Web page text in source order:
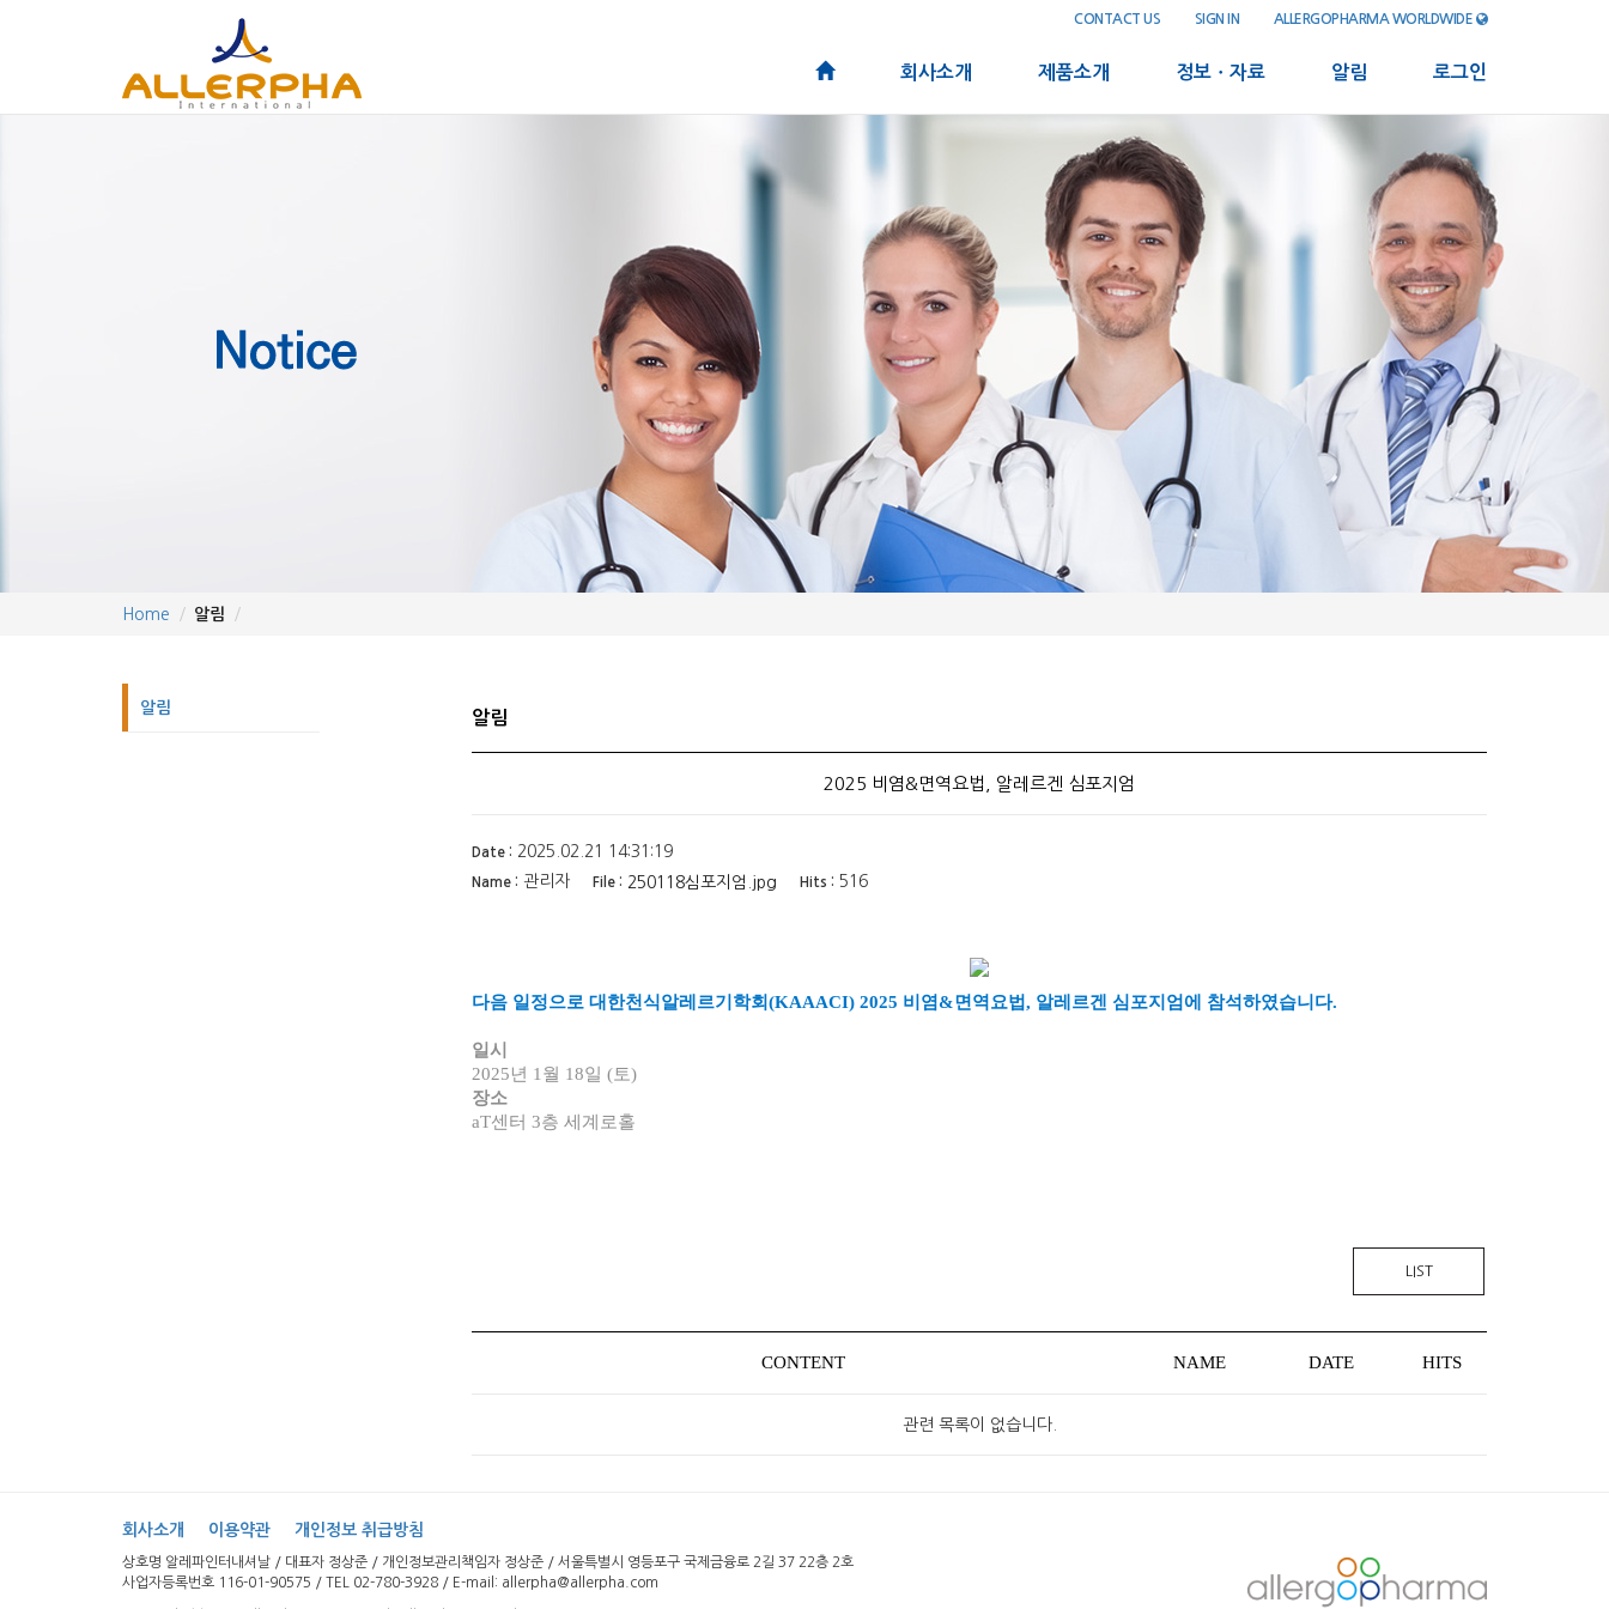
CONTACT US SIGN IN ALLERGOPHARMA WORLDWIDE
회사소개 제품소개 정보ㆍ자료 알림 로그인
Home 알림
알림
알림
2025 비염&면역요법, 알레르겐 심포지엄
Date : 2025.02.21 14:31:19
Name : 관리자 File : 250118심포지엄.jpg Hits : 516
다음 일정으로 대한천식알레르기학회(KAAACI) 2025 비염&면역요법, 알레르겐 심포지엄에 참석하였습니다.
일시
2025년 1월 18일 (토)
장소
aT센터 3층 세계로홀
LIST
CONTENT NAME DATE HITS
관련 목록이 없습니다.
회사소개 이용약관 개인정보 취급방침
상호명 알레파인터내셔날 / 대표자 정상준 / 개인정보관리책임자 정상준 / 서울특별시 영등포구 국제금융로 2길 37 22층 2호
사업자등록번호 116-01-90575 / TEL 02-780-3928 / E-mail: allerpha@allerpha.com